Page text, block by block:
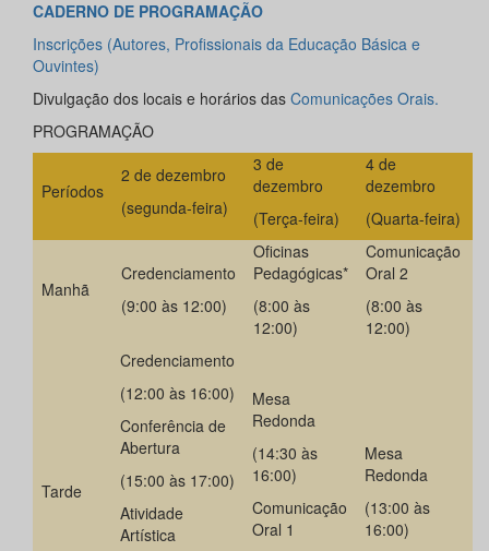
CADERNO DE PROGRAMAÇÃO
Inscrições (Autores, Profissionais da Educação Básica e
Ouvintes)
Divulgação dos locais e horários das Comunicações Orais.
PROGRAMAÇÃO
Períodos
2 de dezembro
(segunda-feira)
3 de
dezembro
(Terça-feira)
4 de
dezembro
(Quarta-feira)
Manhã
Credenciamento
(9:00 às 12:00)
Oficinas
Pedagógicas*
(8:00 às
12:00)
Comunicação
Oral 2
(8:00 às
12:00)
Tarde
Credenciamento
(12:00 às 16:00)
Conferência de
Abertura
(15:00 às 17:00)
Atividade
Artística
Mesa
Redonda
(14:30 às
16:00)
Comunicação
Oral 1
Mesa
Redonda
(13:00 às
16:00)